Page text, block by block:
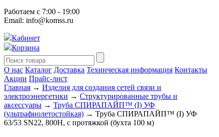
Работаем с 7:00 - 19:00
Email: info@komss.ru
Кабинет
Корзина
О нас Каталог Доставка Техническая информация Контакты
Акции Прайс-лист
Главная → Изделия для создания сетей связи и
электроэнергетики → Структурированные трубы и
аксессуары → Труба СПИРАПАЙП™ (I) УФ
(ультрафиолетостойкая) → Труба СПИРАПАЙП™ (I) УФ
63/53 SN22, 800Н, с протяжкой (бухта 100 м)